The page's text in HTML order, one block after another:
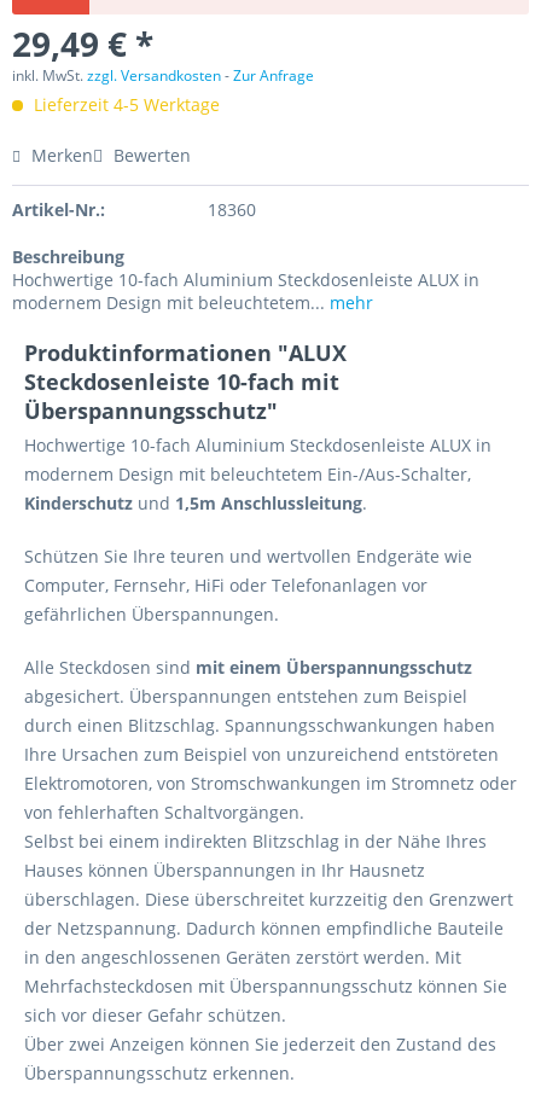
29,49 € *
inkl. MwSt.zzgl. Versandkosten-Zur Anfrage
Lieferzeit 4-5 Werktage
Merken Bewerten
Artikel-Nr.: 18360
Beschreibung
Hochwertige 10-fach Aluminium Steckdosenleiste ALUX in
modernem Design mit beleuchtetem... mehr
Produktinformationen "ALUX
Steckdosenleiste 10-fach mit
Überspannungsschutz"
Hochwertige 10-fach Aluminium Steckdosenleiste ALUX in
modernem Design mit beleuchtetem Ein-/Aus-Schalter,
Kinderschutz und 1,5m Anschlussleitung.
Schützen Sie Ihre teuren und wertvollen Endgeräte wie
Computer, Fernsehr, HiFi oder Telefonanlagen vor
gefährlichen Überspannungen.
Alle Steckdosen sind mit einem Überspannungsschutz
abgesichert. Überspannungen entstehen zum Beispiel
durch einen Blitzschlag. Spannungsschwankungen haben
Ihre Ursachen zum Beispiel von unzureichend entstöreten
Elektromotoren, von Stromschwankungen im Stromnetz oder
von fehlerhaften Schaltvorgängen.
Selbst bei einem indirekten Blitzschlag in der Nähe Ihres
Hauses können Überspannungen in Ihr Hausnetz
überschlagen. Diese überschreitet kurzzeitig den Grenzwert
der Netzspannung. Dadurch können empfindliche Bauteile
in den angeschlossenen Geräten zerstört werden. Mit
Mehrfachsteckdosen mit Überspannungsschutz können Sie
sich vor dieser Gefahr schützen.
Über zwei Anzeigen können Sie jederzeit den Zustand des
Überspannungsschutz erkennen.